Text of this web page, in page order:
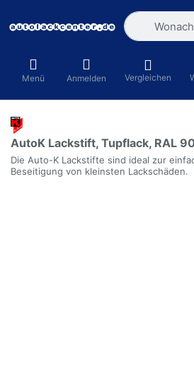
Geben Sie
Menü Anmelden Vergleichen
AutoK Lackstift, Tupflack, RAL
Die Auto-K Lackstifte sind ideal zur
Beseitigung von kleinsten Lackschäden.